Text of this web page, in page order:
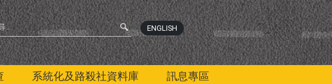
ENGLISH
系統化及路殺社資料庫 訊息專區